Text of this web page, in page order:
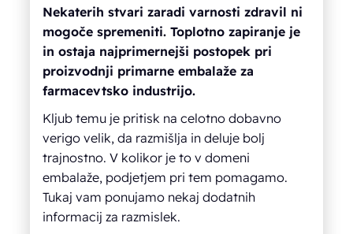
Nekaterih stvari zaradi varnosti zdravil ni
mogoče spremeniti. Toplotno zapiranje je
in ostaja najprimernejši postopek pri
proizvodnji primarne embalaže za
farmacevtsko industrijo.
Kljub temu je pritisk na celotno dobavno
verigo velik, da razmišlja in deluje bolj
trajnostno. V kolikor je to v domeni
embalaže, podjetjem pri tem pomagamo.
Tukaj vam ponujamo nekaj dodatnih
informacij za razmislek.